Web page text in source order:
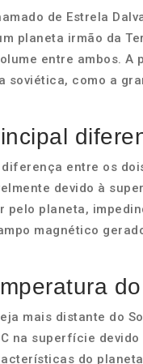
de Estrela
planeta irmão da
entre ambos. A
soviética, como a
entre os
devido à
pelo planeta,
magnético
mais distante do
na superfície
do